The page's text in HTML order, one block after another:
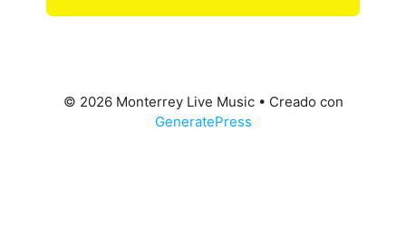
© 2026 Monterrey Live Music• Creado con
GeneratePress